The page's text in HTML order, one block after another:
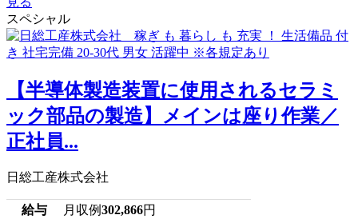
スペシャル
【半導体製造装置に使用されるセラミ
ック部品の製造】メインは座り作業／
正社員...
日総工産株式会社
給与 月収例302,866円